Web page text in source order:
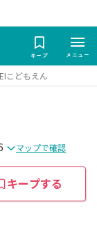
キープ メニュー
こどもえん
マップで確認
キープする